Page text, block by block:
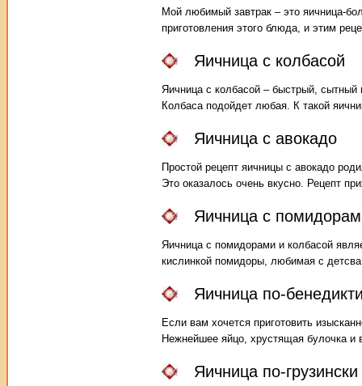
Мой любимый завтрак – это яичница-
приготовления этого блюда, и этим
Яичница с колбасой
Яичница с колбасой – быстрый, сытный
Колбаса подойдет любая. К такой
Яичница с авокадо
Простой рецепт яичницы с авокадо
Это оказалось очень вкусно. Рецепт
Яичница с
Яичница с помидорами и колбасой
кислинкой помидоры, любимая с
Яичница по-
Если вам хочется приготовить
Нежнейшее яйцо, хрустящая булочка и
Яичница по-грузински